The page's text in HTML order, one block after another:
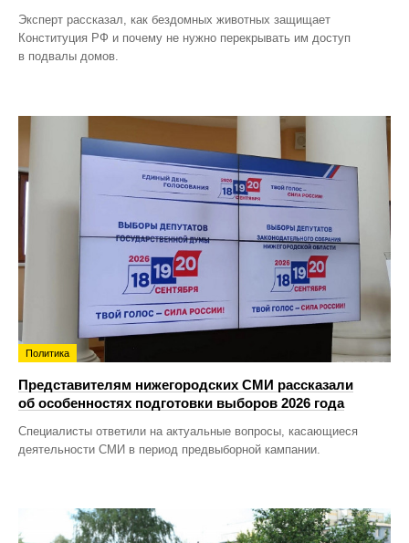
Эксперт рассказал, как бездомных животных защищает
Конституция РФ и почему не нужно перекрывать им доступ
в подвалы домов.
Политика
Представителям нижегородских СМИ рассказали
об особенностях подготовки выборов 2026 года
Специалисты ответили на актуальные вопросы, касающиеся
деятельности СМИ в период предвыборной кампании.